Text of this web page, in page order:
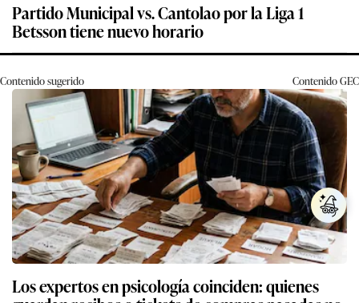
Partido Municipal vs. Cantolao por la Liga 1
Betsson tiene nuevo horario
Contenido sugerido ContenidoGEC
Los expertos en psicología coinciden: quienes